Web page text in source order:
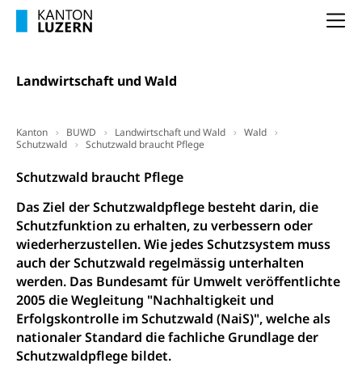
Landwirtschaft und Wald
Kanton BUWD Landwirtschaft und Wald
Wald
Schutzwald
Schutzwald braucht Pflege
Schutzwald braucht Pflege
Das Ziel der Schutzwaldpflege besteht darin, die
Schutzfunktion zu erhalten, zu verbessern oder
wiederherzustellen. Wie jedes Schutzsystem muss
auch der Schutzwald regelmässig unterhalten
werden. Das Bundesamt für Umwelt veröffentlichte
2005 die Wegleitung "Nachhaltigkeit und
Erfolgskontrolle im Schutzwald (NaiS)", welche als
nationaler Standard die fachliche Grundlage der
Schutzwaldpflege bildet.
Zentral- und Hochschulbibliothek
Museen, Theater, Bibliotheken
Kunst & Kultur (Luzern Tourismus)
Kulturpolitik, Sprachförderung, Denkmalpflege,
kulturelles Angebot, Kulturerbe, kulturelles Erbe,
Werkbeitrag, Produktionsbeitrag, Recherche,
Bildende Kunst, Angewandte Kunst, Theater/Tanz,
Filmförderung, Regionale Förderfonds,
und Kultur, Kulturgesuche, Kulturvermittlung
Kulturförderung und Vermittlung
Angebote für Schulklassen
Zentralschweizer Filmförderung
Mobilität
Schiene und öffentlicher Verkehr
Schienenverkehr, Zugverkehr, Bahnverkehr,
Transportmittel, öffentlicher Verkehr